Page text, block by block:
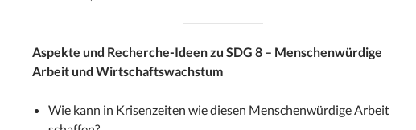
Aspekte und Recherche-Ideen zu SDG 8 – Menschenwürdige
Arbeit und Wirtschaftswachstum
Wie kann in Krisenzeiten wie diesen Menschenwürdige Arbeit